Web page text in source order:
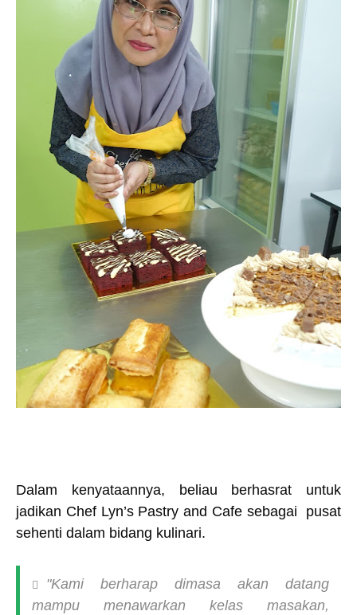
Dalam kenyataannya, beliau berhasrat untuk
jadikan Chef Lyn’s Pastry and Cafe sebagai pusat
sehenti dalam bidang kulinari.
"Kami berharap dimasa akan datang
mampu menawarkan kelas masakan,